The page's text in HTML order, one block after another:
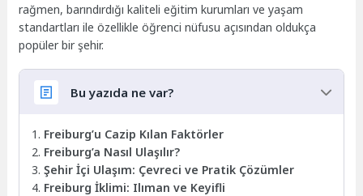
rağmen, barındırdığı kaliteli eğitim kurumları ve yaşam
standartları ile özellikle öğrenci nüfusu açısından oldukça
popüler bir şehir.
Bu yazıda ne var?
Freiburg’u Cazip Kılan Faktörler
Freiburg’a Nasıl Ulaşılır?
Şehir İçi Ulaşım: Çevreci ve Pratik Çözümler
Freiburg İklimi: Ilıman ve Keyifli